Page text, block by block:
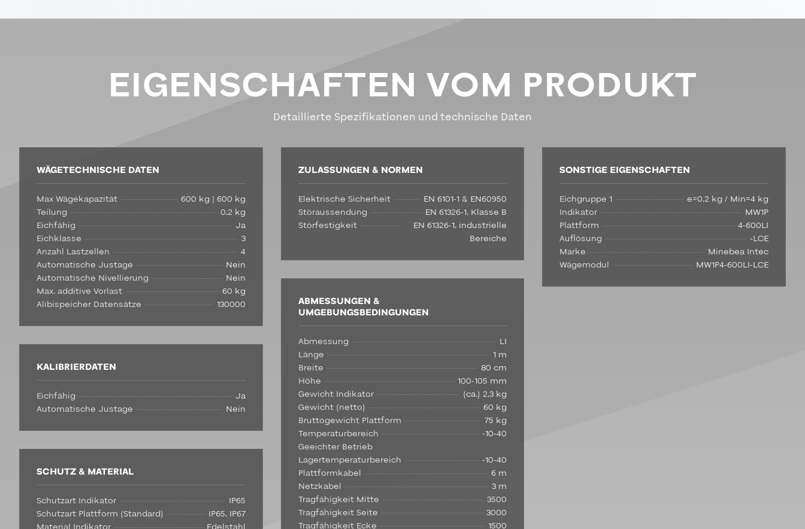
EIGENSCHAFTEN VOM PRODUKT
Detaillierte Spezifikationen und technische Daten
WÄGETECHNISCHE DATEN
Max Wägekapazität
600 kg | 600 kg
Teilung
0,2 kg
Eichfähig
Ja
Eichklasse
3
Anzahl Lastzellen
4
Automatische Justage
Nein
Automatische Nivellierung
Nein
Max. additive Vorlast
60 kg
Alibispeicher Datensätze
130000
KALIBRIERDATEN
Eichfähig
Ja
Automatische Justage
Nein
SCHUTZ & MATERIAL
Schutzart Indikator
IP65
Schutzart Plattform (Standard)
IP65, IP67
ZULASSUNGEN & NORMEN
Elektrische Sicherheit
EN 6101-1 & EN60950
Störaussendung
EN 61326-1, Klasse B
Störfestigkeit
EN 61326-1, industrielle
Bereiche
ABMESSUNGEN &
UMGEBUNGSBEDINGUNGEN
Abmessung
LI
Länge
1 m
Breite
80 cm
Höhe
100-105 mm
Gewicht Indikator
(ca.) 2,3 kg
Gewicht (netto)
60 kg
Bruttogewicht Plattform
75 kg
Temperaturbereich
Geeichter Betrieb
-10-40
Lagertemperaturbereich
-10-40
Plattformkabel
6 m
Netzkabel
3 m
Tragfähigkeit Mitte
3500
Tragfähigkeit Seite
3000
Tragfähigkeit Ecke
1500
SONSTIGE EIGENSCHAFTEN
Eichgruppe 1
e=0,2 kg / Min=4 kg
Indikator
MW1P
Plattform
4-600LI
Auflösung
-LCE
Marke
Minebea Intec
Wägemodul
MW1P4-600LI-LCE